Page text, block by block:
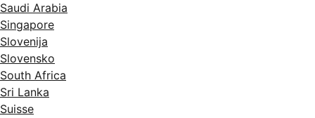
Saudi Arabia
Singapore
Slovenija
Slovensko
South Africa
Sri Lanka
Suisse